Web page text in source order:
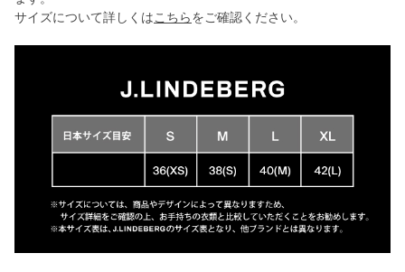
サイズについて詳しくはこちらをご確認ください。